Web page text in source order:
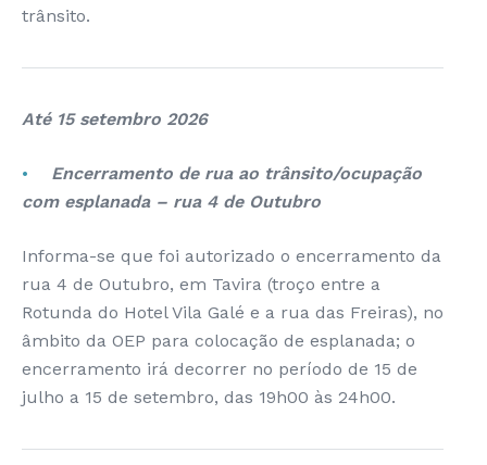
trânsito.
Até 15 setembro 2026
Encerramento de rua ao trânsito/ocupação
com esplanada – rua 4 de Outubro
Informa-se que foi autorizado o encerramento da
rua 4 de Outubro, em Tavira (troço entre a
Rotunda do Hotel Vila Galé e a rua das Freiras), no
âmbito da OEP para colocação de esplanada; o
encerramento irá decorrer no período de 15 de
julho a 15 de setembro, das 19h00 às 24h00.